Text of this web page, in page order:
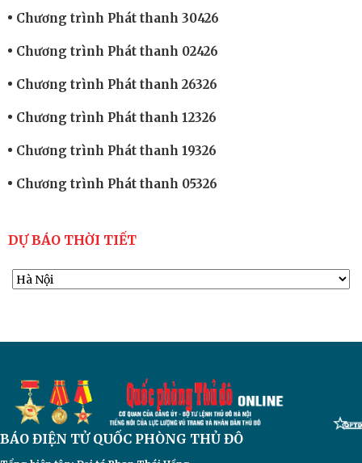
Chương trình Phát thanh 30426
Chương trình Phát thanh 02426
Chương trình Phát thanh 26326
Chương trình Phát thanh 12326
Chương trình Phát thanh 19326
Chương trình Phát thanh 05326
DỰ BÁO THỜI TIẾT
BÁO ĐIỆN TỬQUỐC PHÒNG THỦ ĐÔ